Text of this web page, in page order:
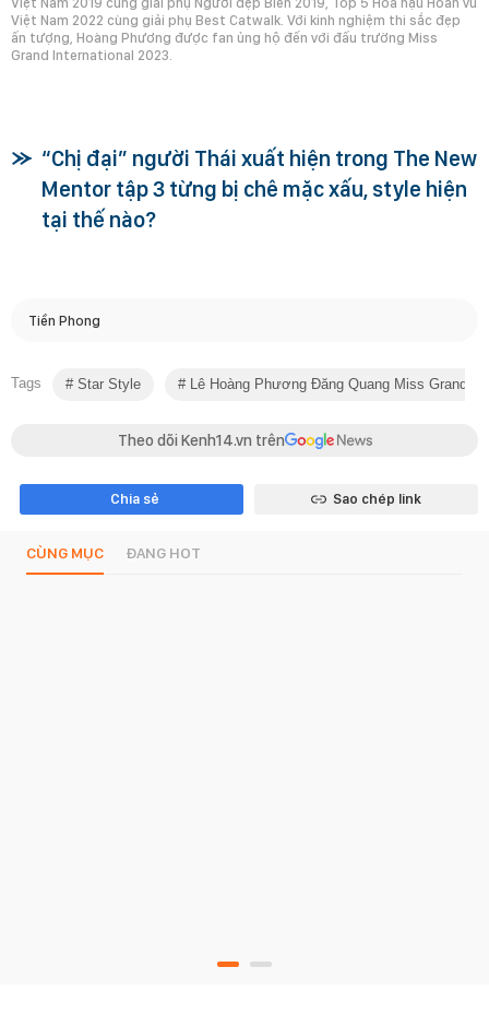
Việt Nam 2022 cùng giải phụ Best Catwalk. Với kinh nghiệm thi sắc đẹp
ấn tượng, Hoàng Phương được fan ủng hộ đến với đấu trường Miss
Grand International 2023.
“Chị đại” người Thái xuất hiện trong The New
Mentor tập 3 từng bị chê mặc xấu, style hiện
tại thế nào?
Tiền Phong
Tags Star Style Lê Hoàng Phương Đăng Quang Miss Grand
Theo dõi Kenh14.vn trên
Chia sẻ Sao chép link
CÙNG MỤC ĐANG HOT